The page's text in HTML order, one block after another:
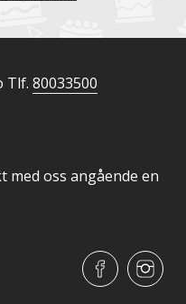
Tlf. 80033500
med oss angående en